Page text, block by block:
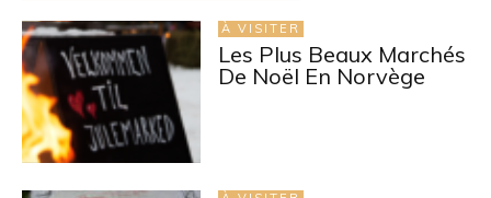
À VISITER
Les Plus Beaux Marchés
De Noël En Norvège